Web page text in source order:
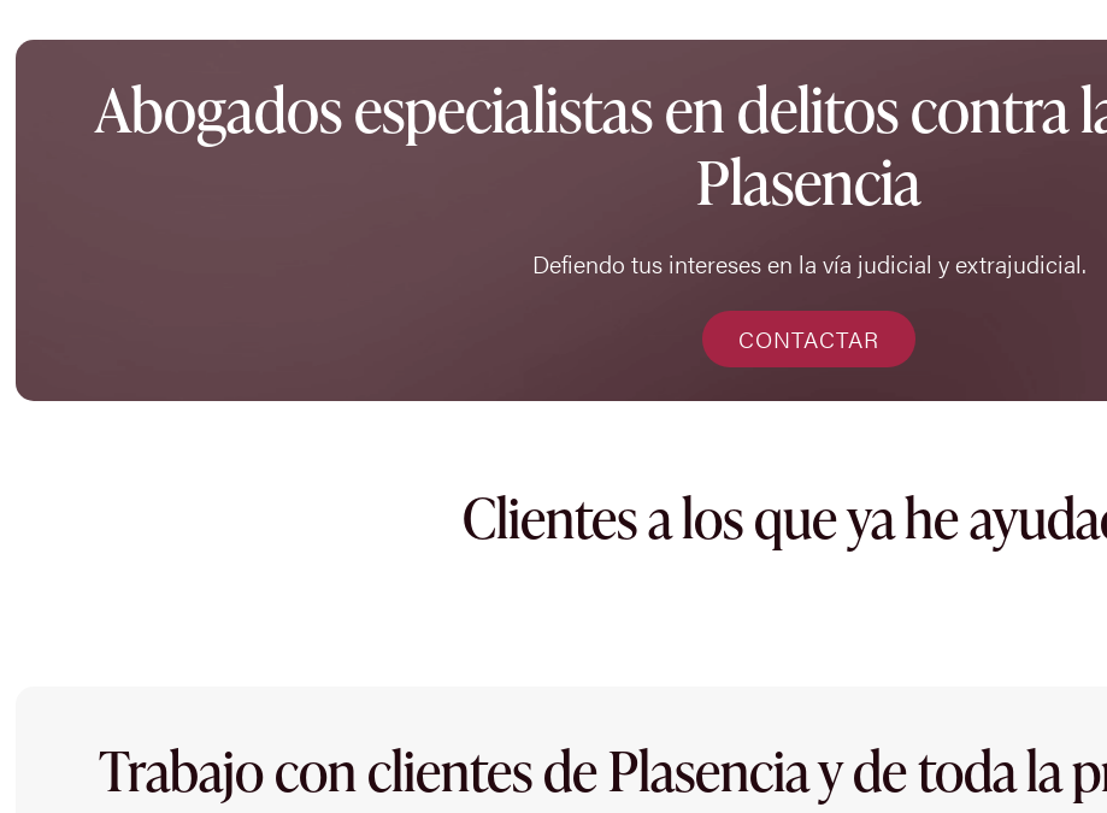
Abogados especialistas en delitos contra
Plasencia
Defiendo tus intereses en la vía judicial y extrajudicial.
CONTACTAR
Clientes a los que ya he
Trabajo con clientes de Plasencia y de toda la